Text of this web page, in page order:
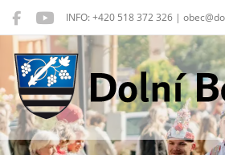
INFO: +420 518 372 326 |
Dolní Bojanovice